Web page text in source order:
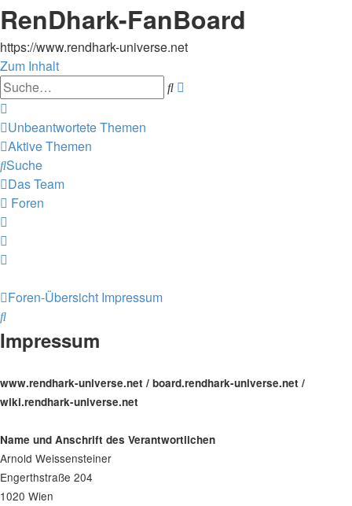
RenDhark-FanBoard
https://www.rendhark-universe.net
Zum Inhalt
Suche
Unbeantwortete Themen
Aktive Themen
Suche
Das Team
Foren
Foren-Übersicht Impressum
Suche
Impressum
www.rendhark-universe.net / board.rendhark-universe.net /
wiki.rendhark-universe.net
Name und Anschrift des Verantwortlichen
Arnold Weissensteiner
Engerthstraße 204
1020 Wien